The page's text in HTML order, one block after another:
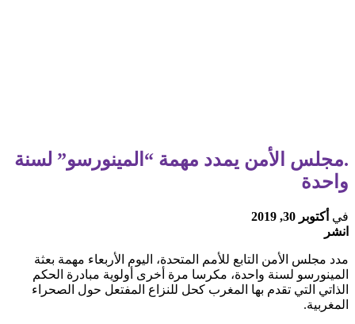
.مجلس الأمن يمدد مهمة “المينورسو” لسنة
واحدة
في أكتوبر 30, 2019
انشر
مدد مجلس الأمن التابع للأمم المتحدة، اليوم الأربعاء مهمة بعثة
المينورسو لسنة واحدة، مكرسا مرة أخرى أولوية مبادرة الحكم
الذاتي التي تقدم بها المغرب كحل للنزاع المفتعل حول الصحراء
المغربية.